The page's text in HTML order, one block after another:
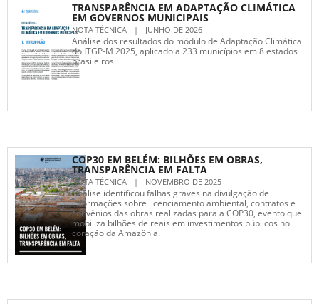
TRANSPARÊNCIA EM ADAPTAÇÃO CLIMÁTICA
EM GOVERNOS MUNICIPAIS
NOTA TÉCNICA | JUNHO DE 2026
Análise dos resultados do módulo de Adaptação Climática
do ITGP-M 2025, aplicado a 233 municípios em 8 estados
brasileiros.
COP30 EM BELÉM: BILHÕES EM OBRAS,
TRANSPARÊNCIA EM FALTA
NOTA TÉCNICA | NOVEMBRO DE 2025
Análise identificou falhas graves na divulgação de
informações sobre licenciamento ambiental, contratos e
convênios das obras realizadas para a COP30, evento que
mobiliza bilhões de reais em investimentos públicos no
coração da Amazônia.